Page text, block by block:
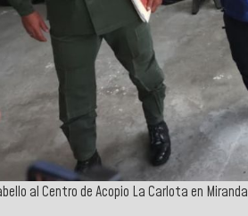
al Centro de Acopio La Carlota en Miranda